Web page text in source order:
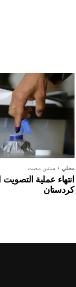
محلي سنتين مضت
انتهاء عملية
كردستان